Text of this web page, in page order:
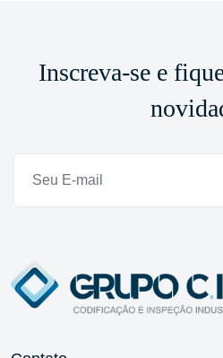
Inscreva-se e